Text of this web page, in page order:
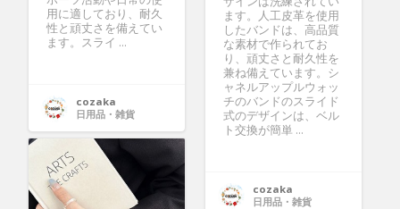
用に適しており、耐久
性と頑丈さを備えてい
ます。スライ ...
cozaka
日用品・雑貨
ます。人工皮革を使用
したバンドは、高品質
な素材で作られてお
り、頑丈さと耐久性を
兼ね備えています。シ
ャネルアップルウォッ
チのバンドのスライド
式のデザインは、ベル
ト交換が簡単 ...
cozaka
日用品・雑貨